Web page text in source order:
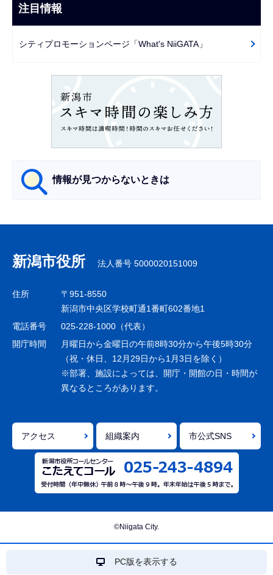
ま
で
ビ
ー
注目情報
シティプロモーションページ「What's NiiGATA」
情報が見つからないときは
ナ
ビ
ゲ
シ
ョ
で
新潟市役所 法人番号 5000020151009
住所
〒951-8550
新潟市中央区学校町通1番町602番地1
電話番号
025-228-1000（代表）
開庁時間
月曜日から金曜日の午前8時30分から午後5時30分
（祝・休日、12月29日から1月3日を除く）
※部署、施設によっては、開庁・開館の日・時間が
異なるところがあります。
アクセス 組織案内 市公式SNS
©Niigata City.
PC版を表示する